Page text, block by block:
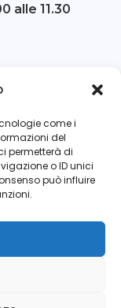
come i
del
permetterà di
o ID unici
può influire
alle 11.30
Tutti i